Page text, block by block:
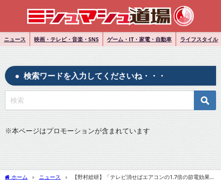
ニュース 映画・テレビ・音楽・SNS ゲーム・IT・家電・自動車 ライフスタイル
検索ワードを入力してくださいね・・・
※本ページはプロモーションが含まれています
ホーム ニュース
【野村総研】「テレビ消せばエアコンの1.7倍の節電効果」